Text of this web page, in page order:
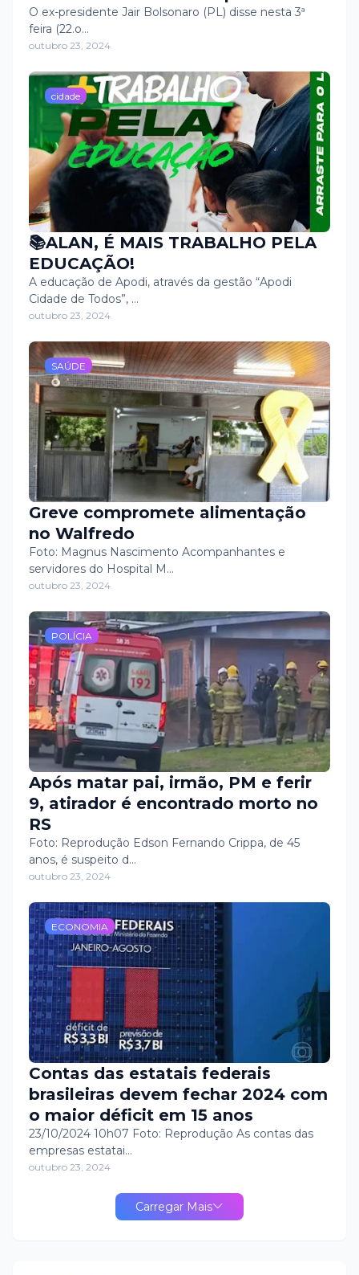
O ex-presidente Jair Bolsonaro (PL) disse nesta 3ª
feira (22.o…
outubro 23, 2024
cidade
📚ALAN, É MAIS TRABALHO PELA
EDUCAÇÃO!
A educação de Apodi, através da gestão “Apodi
Cidade de Todos”, …
outubro 23, 2024
SAÚDE
Greve compromete alimentação
no Walfredo
Foto: Magnus Nascimento Acompanhantes e
servidores do Hospital M…
outubro 23, 2024
POLÍCIA
Após matar pai, irmão, PM e ferir
9, atirador é encontrado morto no
RS
Foto: Reprodução Edson Fernando Crippa, de 45
anos, é suspeito d…
outubro 23, 2024
ECONOMIA
Contas das estatais federais
brasileiras devem fechar 2024 com
o maior déficit em 15 anos
23/10/2024 10h07 Foto: Reprodução As contas das
empresas estatai…
outubro 23, 2024
Carregar Mais